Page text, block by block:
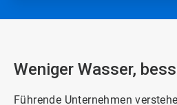
Weniger Wasser,
Führende Unternehmen